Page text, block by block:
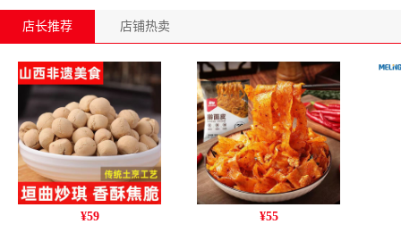
店长推荐 店铺热卖
晋南炒琪【胃你好]308g/袋
¥59
岐山擀面皮【西域美
¥55